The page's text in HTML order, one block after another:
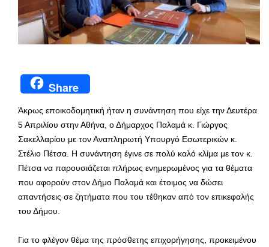
Share
Άκρως εποικοδομητική ήταν η συνάντηση που είχε την Δευτέρα
5 Απριλίου στην Αθήνα, ο Δήμαρχος Παλαμά κ. Γιώργος
Σακελλαρίου με τον Αναπληρωτή Υπουργό Εσωτερικών κ.
Στέλιο Πέτσα. Η συνάντηση έγινε σε πολύ καλό κλίμα με τον κ.
Πέτσα να παρουσιάζεται πλήρως ενημερωμένος για τα θέματα
που αφορούν στον Δήμο Παλαμά και έτοιμος να δώσει
απαντήσεις σε ζητήματα που του τέθηκαν από τον επικεφαλής
του Δήμου.
Για το φλέγον θέμα της πρόσθετης επιχορήγησης, προκειμένου